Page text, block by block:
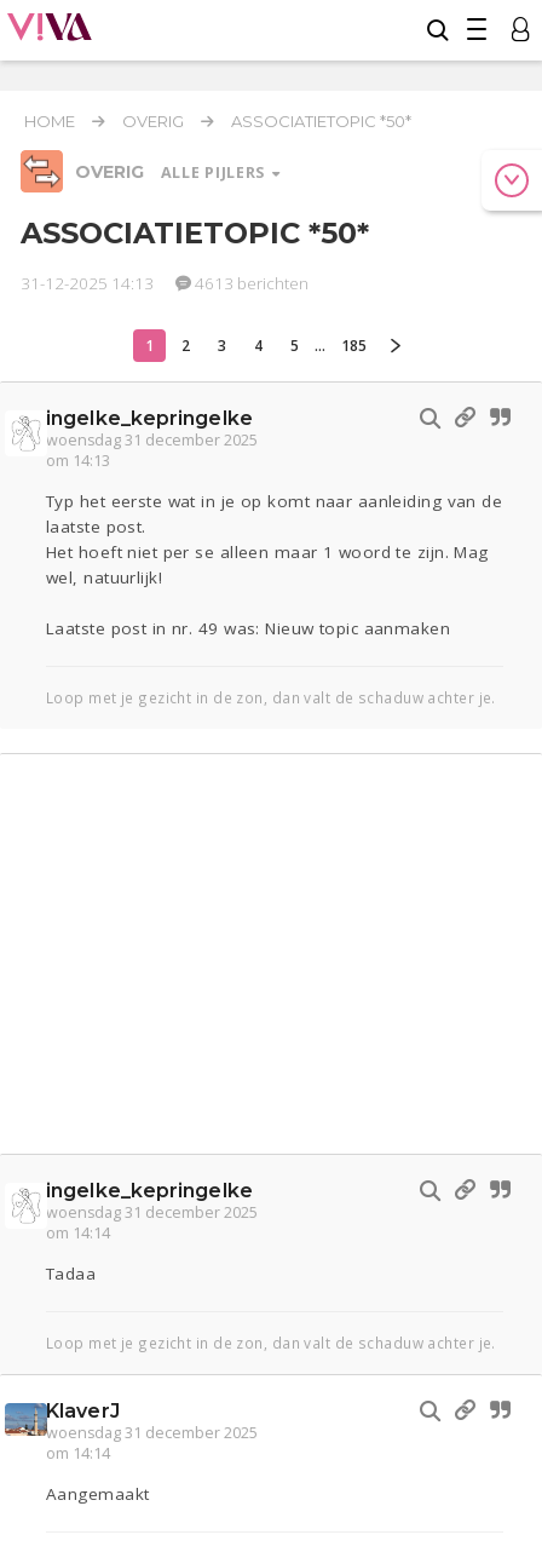
HOME OVERIG ASSOCIATIETOPIC *50*
OVERIG ALLE PIJLERS
Relaties Werk & Studie Geld & Recht
Overig
Actueel
Oekraïne
Lijf & Lijn
Kinderen
Digi
Sport
Contact Viva zoekt
Aangeboden
Gevraagd
Doen
Zien
Lezen
ASSOCIATIETOPIC *50*
31-12-2025 14:13 4613 berichten
1 2 3 4 5 ... 185
ingelke_kepringelke
woensdag 31 december 2025
om 14:13
Typ het eerste wat in je op komt naar aanleiding van de
laatste post.
Het hoeft niet per se alleen maar 1 woord te zijn. Mag
wel, natuurlijk!
Laatste post in nr. 49 was: Nieuw topic aanmaken
Loop met je gezicht in de zon, dan valt de schaduw achter je.
ingelke_kepringelke
woensdag 31 december 2025
om 14:14
Tadaa
Loop met je gezicht in de zon, dan valt de schaduw achter je.
KlaverJ
woensdag 31 december 2025
om 14:14
Aangemaakt